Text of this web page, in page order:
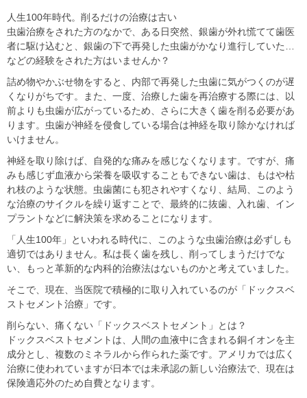
人生100年時代。削るだけの治療は古い
虫歯治療をされた方のなかで、ある日突然、銀歯が外れ慌てて歯医
者に駆け込むと、銀歯の下で再発した虫歯がかなり進行していた…
などの経験をされた方はいませんか？
詰め物やかぶせ物をすると、内部で再発した虫歯に気がつくのが遅
くなりがちです。また、一度、治療した歯を再治療する際には、以
前よりも虫歯が広がっているため、さらに大きく歯を削る必要があ
ります。虫歯が神経を侵食している場合は神経を取り除かなければ
いけません。
神経を取り除けば、自発的な痛みを感じなくなります。ですが、痛
みも感じず血液から栄養を吸収することもできない歯は、もはや枯
れ枝のような状態。虫歯菌にも犯されやすくなり、結局、このよう
な治療のサイクルを繰り返すことで、最終的に抜歯、入れ歯、イン
プラントなどに解決策を求めることになります。
「人生100年」といわれる時代に、このような虫歯治療は必ずしも
適切ではありません。私は長く歯を残し、削ってしまうだけでな
い、もっと革新的な内科的治療法はないものかと考えていました。
そこで、現在、当医院で積極的に取り入れているのが「ドックスベ
ストセメント治療」です。
削らない、痛くない「ドックスベストセメント」とは？
ドックスベストセメントは、人間の血液中に含まれる銅イオンを主
成分とし、複数のミネラルから作られた薬です。アメリカでは広く
治療に使われていますが日本では未承認の新しい治療法で、現在は
保険適応外のため自費となります。